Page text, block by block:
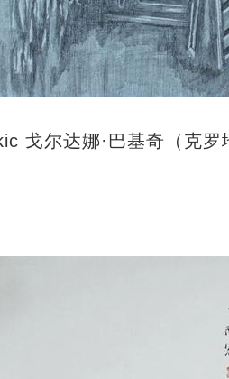
戈尔达娜·巴基奇（克